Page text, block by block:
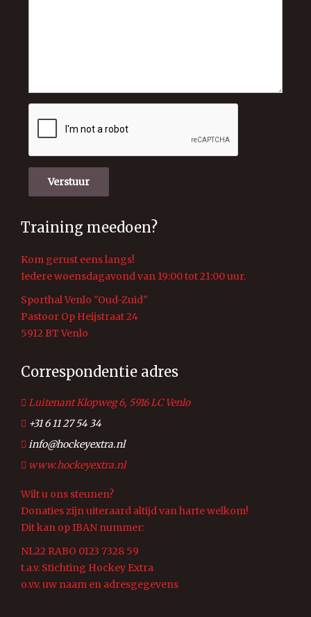
Verstuur
Training meedoen?
Kom gerust eens langs!
Iedere woensdagavond van 19:00 tot 21:00 uur.
Sporthal Venlo "Oud-Zuid"
Pastoor Op Heijstraat 24
5912 BT Venlo
Correspondentie adres
Luitenant Klopweg 6, 5916 LC Venlo
+31 6 11 27 54 34
info@hockeyextra.nl
www.hockeyextra.nl
Wilt u ons steunen?
Donaties zijn uiteraard altijd van harte welkom!
Dit kan op IBAN nummer:
NL22 RABO 0123 7328 59
t.a.v. Stichting Hockey Extra
o.v.v. uw naam en adresgegevens